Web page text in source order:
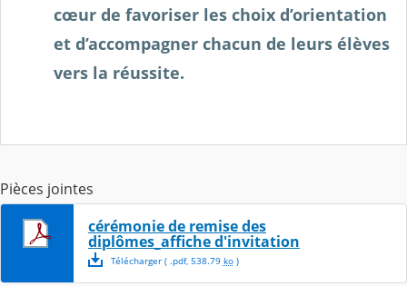
cœur de favoriser les choix d’orientation
et d’accompagner chacun de leurs élèves
vers la réussite.
Pièces jointes
cérémonie de remise des
diplômes_affiche d'invitation
Télécharger( .pdf, 538.79 ko)